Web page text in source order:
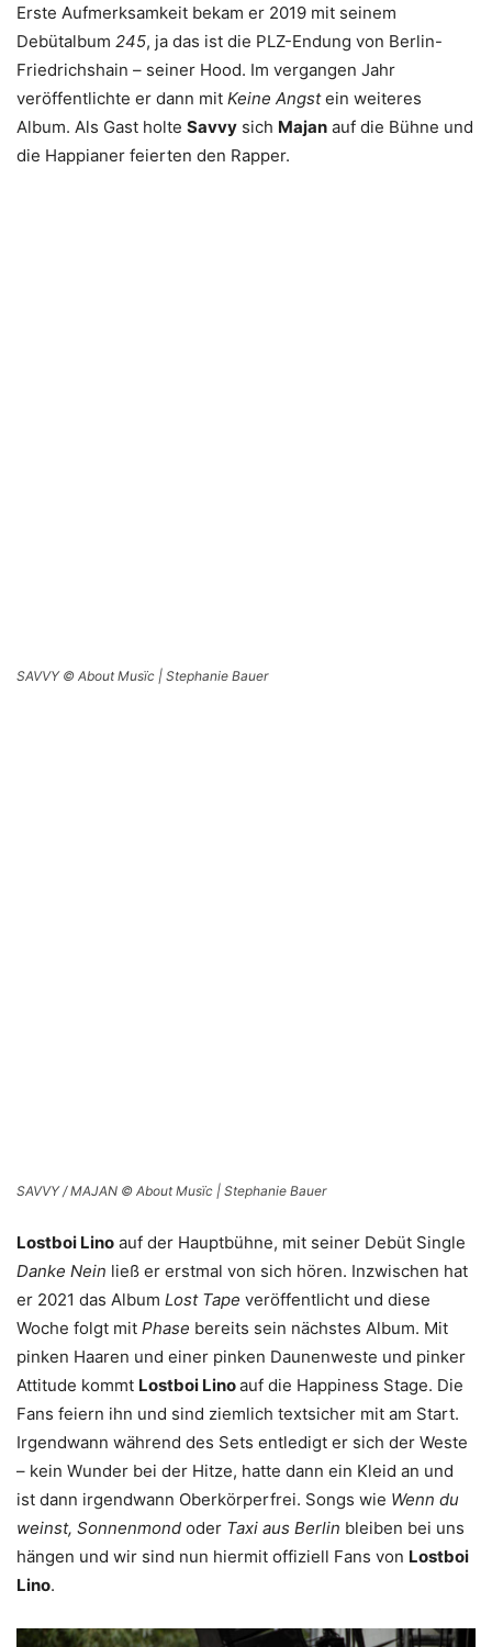
Erste Aufmerksamkeit bekam er 2019 mit seinem
Debütalbum 245, ja das ist die PLZ-Endung von Berlin-
Friedrichshain – seiner Hood. Im vergangen Jahr
veröffentlichte er dann mit Keine Angstein weiteres
Album. Als Gast holte Savvy sich Majan auf die Bühne und
die Happianer feierten den Rapper.
SAVVY © About Musïc | Stephanie Bauer
SAVVY / MAJAN © About Musïc | Stephanie Bauer
Lostboi Lino auf der Hauptbühne, mit seiner Debüt Single
Danke Nein ließ er erstmal von sich hören. Inzwischen hat
er 2021 das Album Lost Tape veröffentlicht und diese
Woche folgt mit Phase bereits sein nächstes Album. Mit
pinken Haaren und einer pinken Daunenweste und pinker
Attitude kommt Lostboi Linoauf die Happiness Stage. Die
Fans feiern ihn und sind ziemlich textsicher mit am Start.
Irgendwann während des Sets entledigt er sich der Weste
– kein Wunder bei der Hitze, hatte dann ein Kleid an und
ist dann irgendwann Oberkörperfrei. Songs wie Wenn du
weinst, Sonnenmond oder Taxi aus Berlin bleiben bei uns
hängen und wir sind nun hiermit offiziell Fans von Lostboi
Lino.